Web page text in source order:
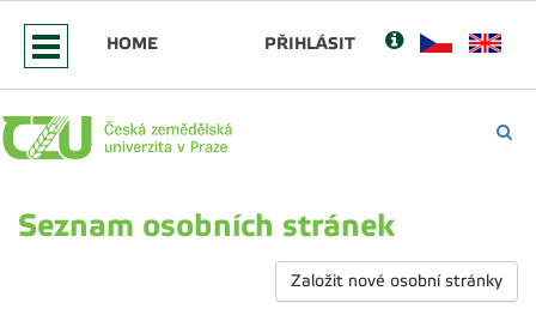
HOME PŘIHLÁSIT
Seznam osobních stránek
Založit nové osobní stránky